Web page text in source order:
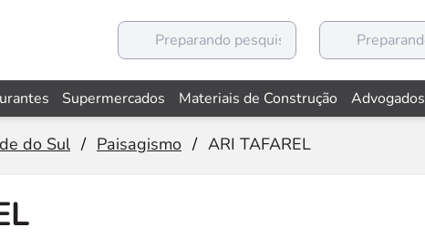
Supermercados Materiais de Construção Advogados
do Sul / Paisagismo / ARI TAFAREL